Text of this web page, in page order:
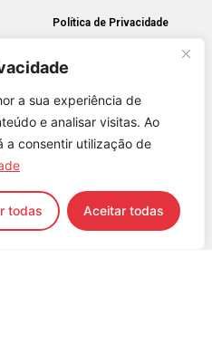
a sua experiência de
e analisar visitas. Ao
a consentir utilização de
todas Aceitar todas
Política de Privacidade
Dec. Lei 144/2015, pode
nº 112 – 2º
em